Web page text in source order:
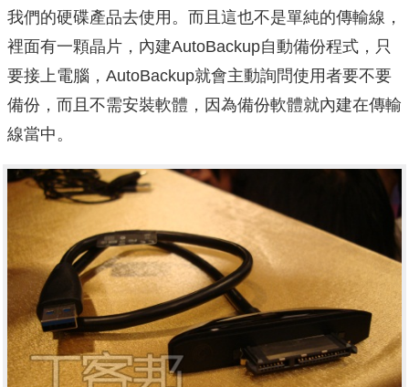
我們的硬碟產品去使用。而且這也不是單純的傳輸線，
裡面有一顆晶片，內建AutoBackup自動備份程式，只
要接上電腦，AutoBackup就會主動詢問使用者要不要
備份，而且不需安裝軟體，因為備份軟體就內建在傳輸
線當中。